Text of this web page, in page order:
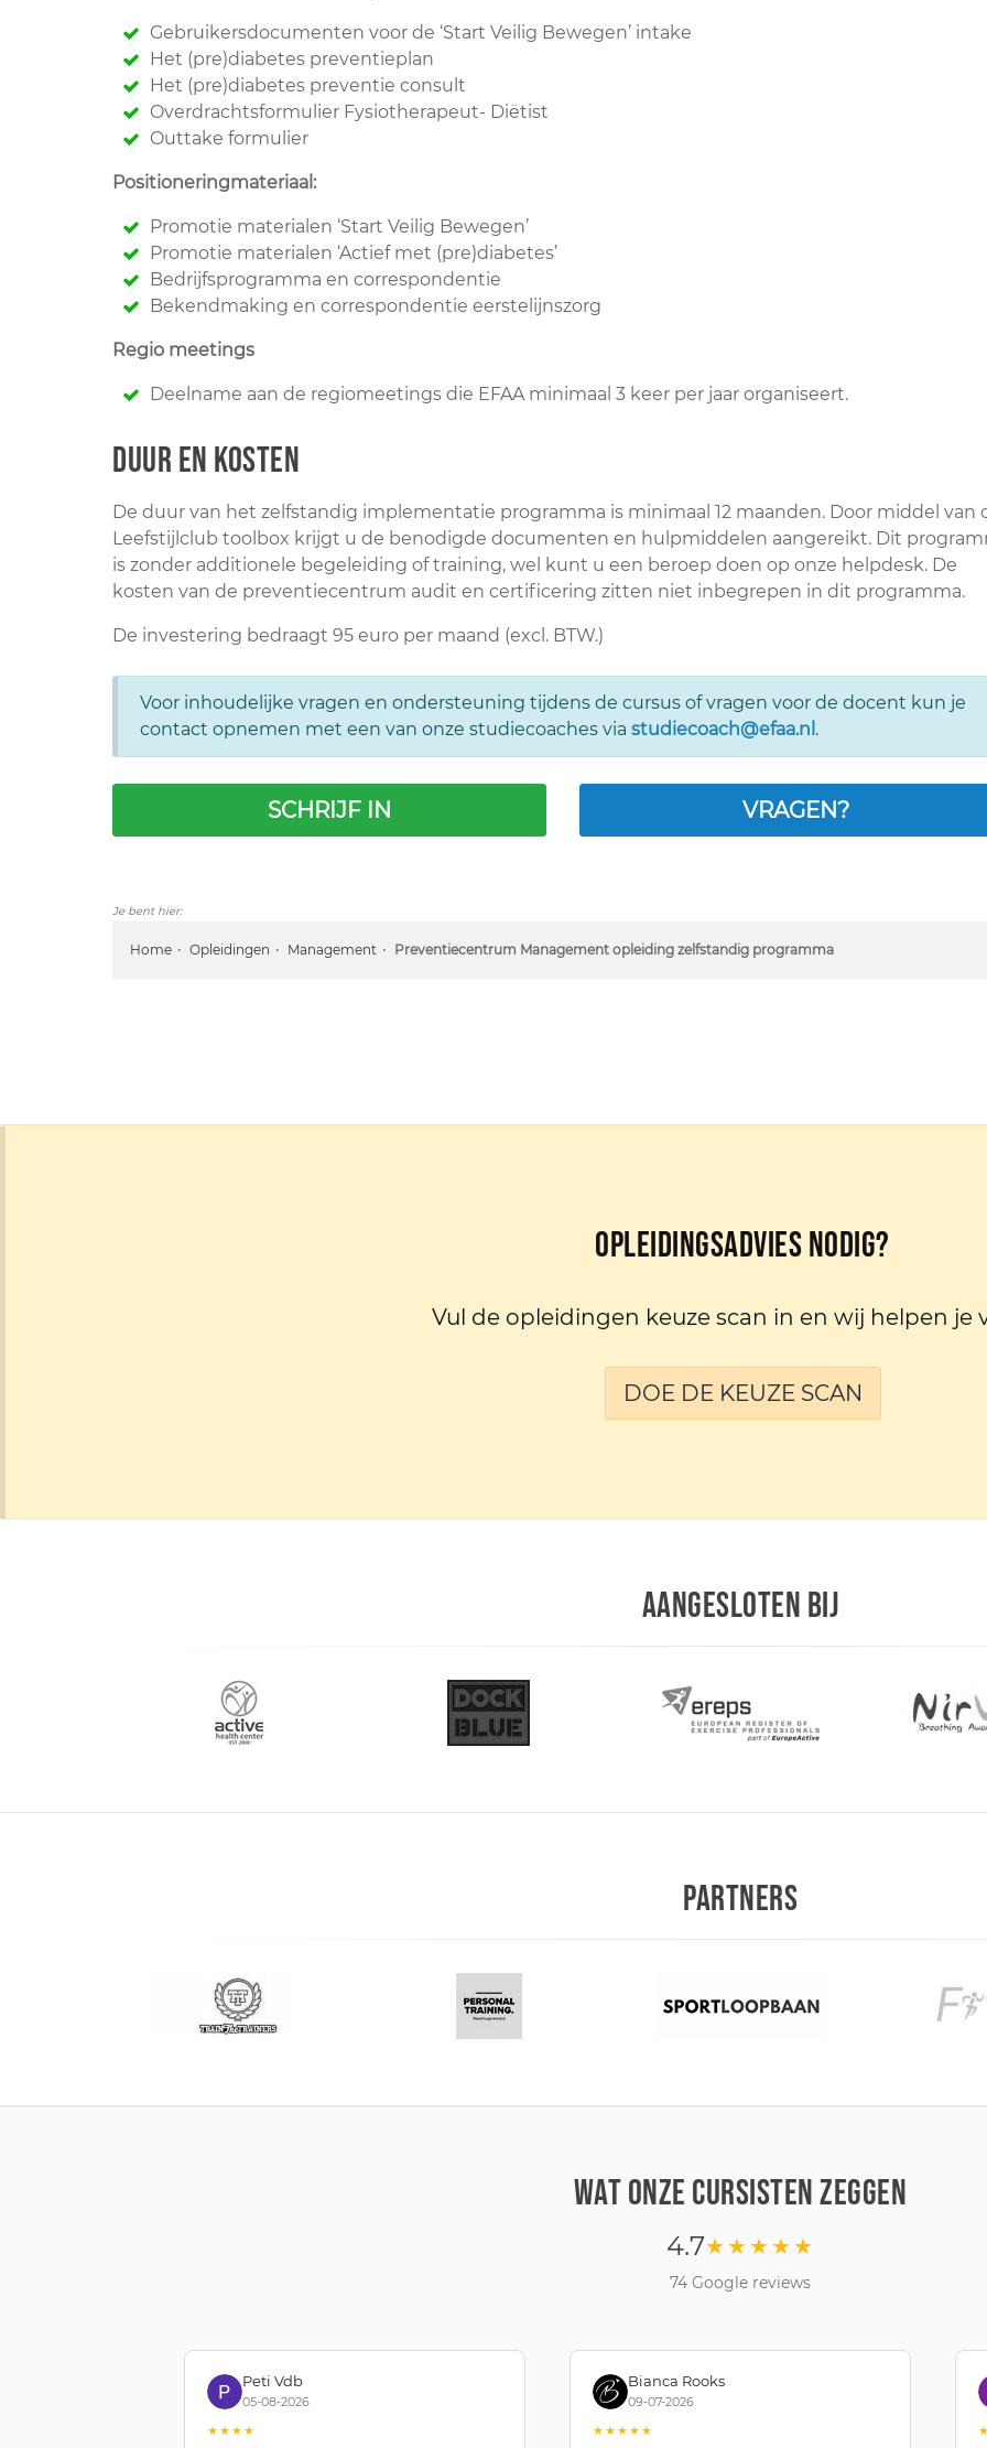
Gebruikersdocumenten voor de ‘Start Veilig Bewegen’ intake
Het (pre)diabetes preventieplan
Het (pre)diabetes preventie consult
Overdrachtsformulier Fysiotherapeut- Diëtist
Outtake formulier
Positioneringmateriaal:
Promotie materialen ‘Start Veilig Bewegen’
Promotie materialen ‘Actief met (pre)diabetes’
Bedrijfsprogramma en correspondentie
Bekendmaking en correspondentie eerstelijnszorg
Regio meetings
Deelname aan de regiomeetings die EFAA minimaal 3 keer per jaar organiseert.
Duur en kosten
De duur van het zelfstandig implementatie programma is minimaal 12 maanden. Door middel van
Leefstijlclub toolbox krijgt u de benodigde documenten en hulpmiddelen aangereikt. Dit
is zonder additionele begeleiding of training, wel kunt u een beroep doen op onze helpdesk. De
kosten van de preventiecentrum audit en certificering zitten niet inbegrepen in dit programma.
De investering bedraagt 95 euro per maand (excl. BTW.)
Voor inhoudelijke vragen en ondersteuning tijdens de cursus of vragen voor de docent kun je
contact opnemen met een van onze studiecoaches via studiecoach@efaa.nl .
SCHRIJF IN VRAGEN?
Je bent hier:
Home Opleidingen Management Preventiecentrum Management opleiding zelfstandig programma
Opleidingsadvies nodig?
Vul de opleidingen keuze scan in en wij helpen je
DOE DE KEUZE SCAN
AANGESLOTEN BIJ
PARTNERS
WAT ONZE CURSISTEN ZEGGEN
4.7★★★★★
74 Google reviews
Peti Vdb
05-08-2026
★★★★
Bianca Rooks
09-07-2026
★★★★★